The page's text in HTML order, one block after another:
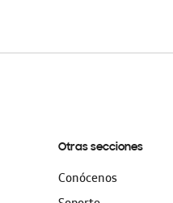
Otras secciones
Conócenos